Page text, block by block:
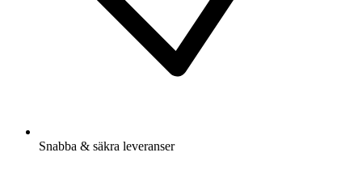
Snabba & säkra leveranser